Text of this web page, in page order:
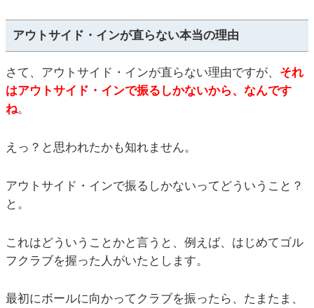
アウトサイド・インが直らない本当の理由
さて、アウトサイド・インが直らない理由ですが、 それ
はアウトサイド・インで振るしかないから、なんです
ね。
えっ？と思われたかも知れません。
アウトサイド・インで振るしかないってどういうこと？
と。
これはどういうことかと言うと、例えば、はじめてゴル
フクラブを握った人がいたとします。
最初にボールに向かってクラブを振ったら、たまたま、